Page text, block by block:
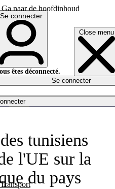
Ga naar de hoofdinhoud
Close menu
English
Se connecter
êtes déconnecté.
Se connecter
tunisiens
l'UE sur la
du pays